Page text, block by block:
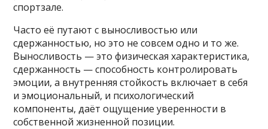
спортзале.
Часто её путают с выносливостью или
сдержанностью, но это не совсем одно и то же.
Выносливость — это физическая характеристика,
сдержанность — способность контролировать
эмоции, а внутренняя стойкость включает в себя
и эмоциональный, и психологический
компоненты, даёт ощущение уверенности в
собственной жизненной позиции.